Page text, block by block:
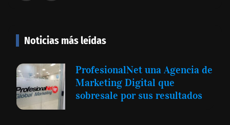
Noticias más leídas
ProfesionalNet una Agencia de
Marketing Digital que
sobresale por sus resultados